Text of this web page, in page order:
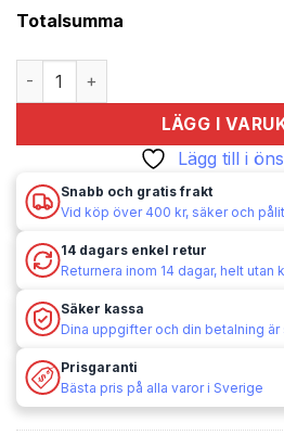
Totalsumma
Bensintändare / Tändare - Bensin
LÄGG I
Lägg till i
Snabb och gratis frakt
Vid köp över 400 kr, säker och
14 dagars enkel retur
Returnera inom 14 dagar, helt utan
Säker kassa
Dina uppgifter och din betalning
Prisgaranti
Bästa pris på alla varor i Sverige